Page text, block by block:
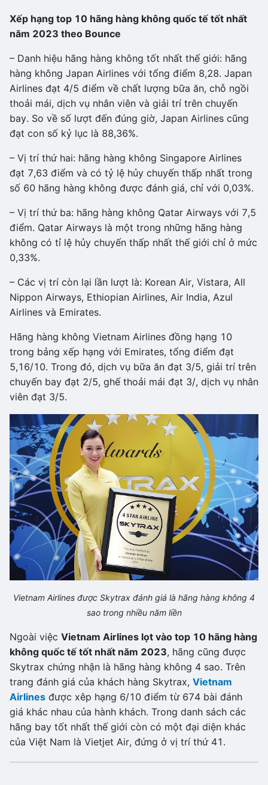
Xếp hạng top 10 hãng hàng không quốc tế tốt nhất
năm 2023 theo Bounce
– Danh hiệu hãng hàng không tốt nhất thế giới: hãng
hàng không Japan Airlines với tổng điểm 8,28. Japan
Airlines đạt 4/5 điểm về chất lượng bữa ăn, chỗ ngồi
thoải mái, dịch vụ nhân viên và giải trí trên chuyến
bay. So về số lượt đến đúng giờ, Japan Airlines cũng
đạt con số kỷ lục là 88,36%.
– Vị trí thứ hai: hãng hàng không Singapore Airlines
đạt 7,63 điểm và có tỷ lệ hủy chuyến thấp nhất trong
số 60 hãng hàng không được đánh giá, chỉ với 0,03%.
– Vị trí thứ ba: hãng hàng không Qatar Airways với 7,5
điểm. Qatar Airways là một trong những hãng hàng
không có tỉ lệ hủy chuyến thấp nhất thế giới chỉ ở mức
0,33%.
– Các vị trí còn lại lần lượt là: Korean Air, Vistara, All
Nippon Airways, Ethiopian Airlines, Air India, Azul
Airlines và Emirates.
Hãng hàng không Vietnam Airlines đồng hạng 10
trong bảng xếp hạng với Emirates, tổng điểm đạt
5,16/10. Trong đó, dịch vụ bữa ăn đạt 3/5, giải trí trên
chuyến bay đạt 2/5, ghế thoải mái đạt 3/, dịch vụ nhân
viên đạt 3/5.
Vietnam Airlines được Skytrax đánh giá là hãng hàng không 4
sao trong nhiều năm liền
Ngoài việc Vietnam Airlines lọt vào top 10 hãng hàng
không quốc tế tốt nhất năm 2023, hãng cũng được
Skytrax chứng nhận là hãng hàng không 4 sao. Trên
trang đánh giá của khách hàng Skytrax, Vietnam
Airlines được xêp hạng 6/10 điểm từ 674 bài đánh
giá khác nhau của hành khách. Trong danh sách các
hãng bay tốt nhất thế giới còn có một đại diện khác
của Việt Nam là Vietjet Air, đứng ở vị trí thứ 41.